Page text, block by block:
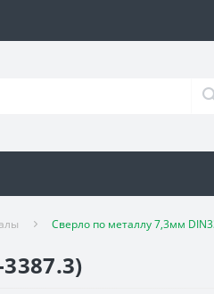
Сверло по металлу 7,3мм